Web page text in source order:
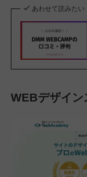
あわせて読みたい
WEBデザイ